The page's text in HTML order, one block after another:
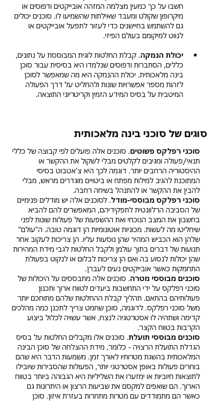
חשבו על כך כמעין מצלמה המזהה אובייקטים ודפוסים או
מיקרופון שקולט ומעבד שאילתות שהשמיעו לו. סוכנים יכולים
גם להשתמש בחיישנים כדי לעזור לתפעל אובייקטים או
לנווט למיקומם בעולם הפיזי.
יכולת הנמקה. קבלת החלטות לוגית המבוססת על נתונים,
כללים, הסתברות ודפוסים שנלמדו היא בסיסית עבור סוכן
בינה מלאכותית. יכולת ההנמקה היא מה שמאפשר לסוכן
לזהות מספר אפשרויות שונות ולהחליט על דרך הפעולה
המיטבית על בסיס המידע הזמין וקריטריוני התוצאה.
סוגים של סוכני בינה מלאכותית
סוכני רפלקס פשוטים. סוכנים אלה פועלים לפי קבוצה של כללי
תנאי/פעולה ומגיבים לקלטים מבלי לשקול את ההקשר או
ההיסטוריה הרחבים יותר. דוגמה לכך היא צ'אטבוט בסיסי
המתוכנת להגיב למילות מפתח או ביטויים מוגדרים מראש, מבלי
להבין את ההקשר או להתנהל בשיחה רחבה.
סוכני רפלקס מבוססי-מודל. לסוכנים אלה יש מודלים פנימיים
של הסביבה הרלוונטית לתפקידיהם, המאפשרים להם להביא
בחשבון את המצב הנוכחי ואת ההשפעות של פעולות שונות לפני
שיחליטו מה לעשות. מכוניות אוטונומיות הן דוגמה טובה. ה"עולם"
שלהן הוא הכביש המהיר שהן נוסעות עליו. הן צריכות לעקוב אחר
תנועות של דברים בתוך עולמן ולקבל החלטות לגבי מידת המהירות
שהן יכולות לנסוע בה ואם הן צריכות לבלום או לנקוט בפעולת
התחמקות כאשר אובייקטים נעים לעברן.
סוכנים מבוססי מטרה. סוכנים אלה מתבססים על היכולות של
סוכני רפלקס על ידי התחשבות ביעדים לטווח ארוך ותכנון
פעולותיהם בהתאם. תהליך קבלת ההחלטות שלהם מתוחכם יותר
משל סוכני רפלקס. לדוגמה, סוכן שחמט צריך לתכנן כמה מהלכים
קדימה ושתהיה לו אסטרטגיה לנצח, אשר עשויה לכלול ביצוע
הקרבות בטווח הקצר.
סוכנים מבוססי תועלת. סוכנים אלו מקבלים החלטות על בסיס
הגדלת התועלת הרצויה - כלומר, מידת ההצלחה של סוכן הבינה
המלאכותית בהשגת מטרותיו לאורך זמן. משמעות הדבר היא שהם
בוחרים פעולות באופן אסטרטגי יותר, הפעולות שהסבירות שיובילו
לתוצאות חיוביות או ימזערו את השליליות היא הגבוהה ביותר בטווח
הארוך. הם שואפים למקסם את שביעות הרצון או היתרונות גם
כאשר הם מתמודדים עם מטרות מתחרות בעזרת איזון. סוכן